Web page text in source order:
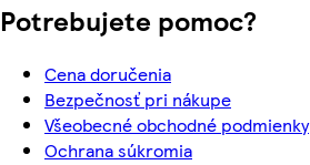
Potrebujete pomoc?
Cena doručenia
Bezpečnosť pri nákupe
Všeobecné obchodné podmienky
Ochrana súkromia